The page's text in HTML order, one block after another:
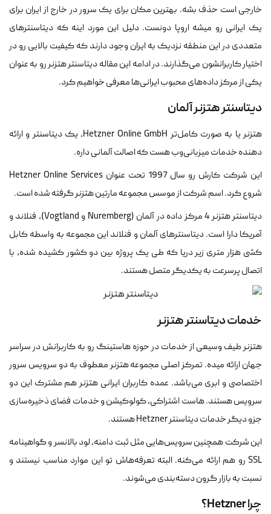
خارجی است حذف بشه. بهترین مکان برای یک سرور در خارج از ایران برای
یک ایرانی رو میشه اروپا دونست. دلیل این مورد اینه که دیتاسنترهای
متعددی در این منطقه نزدیک به ایران وجود دارند که کیفیت بالایی رو در
اختیار کاربرانشون می‌گذارند. در ادامه این مقاله دیتاسنتر هتزنر رو به عنوان
یکی از مرکز داده‌های محبوب ایرانی‌ها معرفی خواهیم کرد.
دیتاسنتر هتزنر آلمان
هتزنر یا به صورت کامل‌تر Hetzner Online GmbH، یک دیتاسنتر و ارائه
دهنده خدمات میزبانی‌وب هست که اصالت آلمانی داره.
این شرکت کارش رو سال 1997 تحت عنوان Hetzner Online Services
شروع کرد. اسم شرکت از موسس مجموعه مارتین هتزنر گرفته شده است.
دیتاسنتر هتزنر 4 مرکز داده در آلمان (Nuremberg و Vogtland)، فنلاند و
آمریکا دارا است. دیتاسنترهای آلمان و فنلاند این مجموعه به واسطه کابل
کشی هزار متری زیر دریا که طی یک پروژه بین دو کشور کشیده شده، با
اتصال پرسرعت به یکدیگر متصل هستند.
خدمات دیتاسنتر هتزنر
هتزنر طیف وسیعی از خدمات در حوزه هاستینگ رو به کاربرانش در سراسر
جهان ارائه میده. تمرکز اصلی مجموعه هتزنر معطوف به دو سرویس سرور
اختصاصی و ابری می‌باشد. عمده کاربران ایرانی هتزنر هم مشترک این دو
سرویس هستند. هاست اشتراکی، کولوکیشن و خدمات فضای ذخیره‌سازی
جزو دیگر خدمات دیتاسنتر Hetzner هستند.
این شرکت همچنین سرویس‌هایی مثل ثبت دامنه، لود بالانسر و گواهینامه
SSL رو هم ارائه می‌کنه. البته تعرفه‌هاش تو این موارد مناسب نیستند و
نسبت به بازار گرون دسته‌بندی می‌شوند.
چرا Hetzner؟